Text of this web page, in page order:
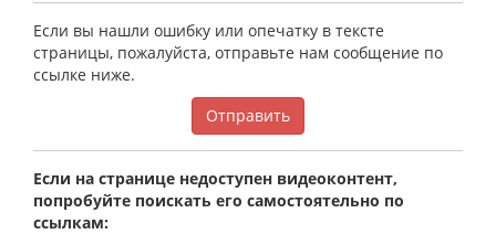
Если вы нашли ошибку или опечатку в тексте
страницы, пожалуйста, отправьте нам сообщение по
ссылке ниже.
Отправить
Если на странице недоступен видеоконтент,
попробуйте поискать его самостоятельно по
ссылкам: